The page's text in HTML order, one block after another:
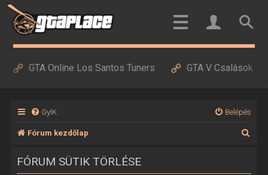
GTA Online Los Santos Tuners GTA V Csalások
GyIK Belépés
Fórum kezdőlap
FÓRUM SÜTIK TÖRLÉSE